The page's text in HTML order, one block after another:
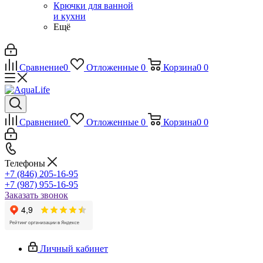
Крючки для ванной
и кухни
Ещё
Сравнение0 Отложенные 0 Корзина0 0
Сравнение0 Отложенные 0 Корзина0 0
Телефоны
+7 (846) 205-16-95
+7 (987) 955-16-95
Заказать звонок
Личный кабинет